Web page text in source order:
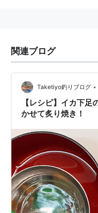
関連ブログ
Taketiyo釣りブログ •
【レシピ】イカ下
かせて炙り焼き！